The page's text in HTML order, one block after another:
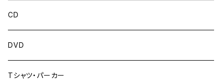
CD
DVD
Tシャツ・パーカー